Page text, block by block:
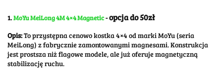
1.MoYu MeiLong 4M 4×4 Magnetic-opcja do 50zł
Opis:To przystępna cenowo kostka 4×4 od marki MoYu (seria
MeiLong) z fabrycznie zamontowanymi magnesami. Konstrukcja
jest prostsza niż flagowe modele, ale już oferuje magnetyczną
stabilizację ruchu.